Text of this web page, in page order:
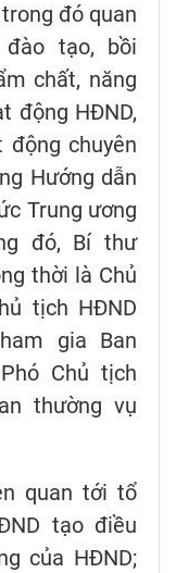
đó quan
tạo, bồi
chất, năng
động HĐND,
chuyên
Hướng dẫn
Trung ương
đó, Bí thư
thời là Chủ
tịch HĐND
gia Ban
Chủ tịch
thường vụ
quan tới tổ
tạo điều
của HĐND;